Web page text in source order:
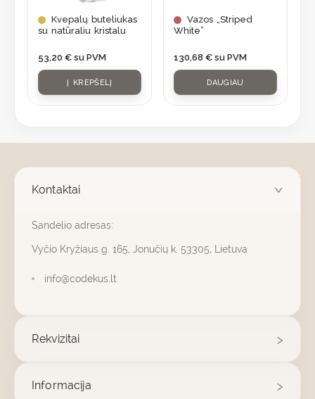
Kvepalų buteliukas
su natūraliu kristalu
53,20 € su PVM
Į KREPŠELĮ
Vazos „Striped
White”
130,68 € su PVM
DAUGIAU
Kontaktai
Sandėlio adresas:
Vyčio Kryžiaus g. 165, Jonučių k. 53305, Lietuva
info@codekus.lt
Rekvizitai
Informacija